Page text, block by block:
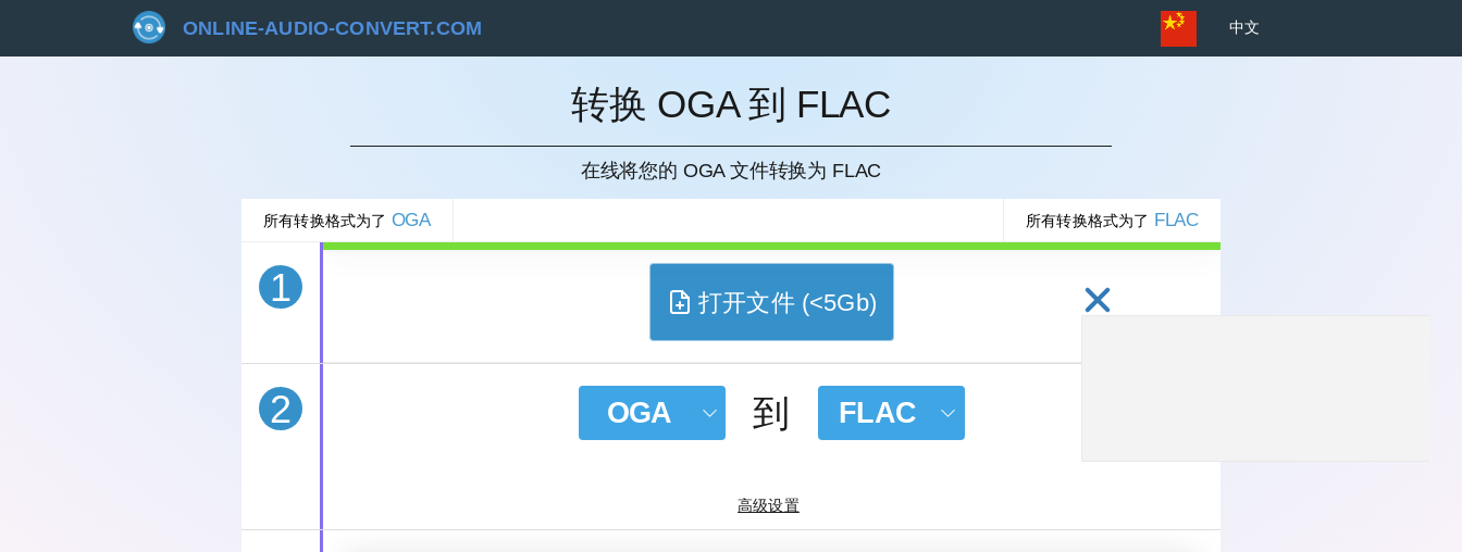
ONLINE-AUDIO-CONVERT.COM 中文
转换 OGA 到 FLAC
在线将您的 OGA 文件转换为 FLAC
所有转换格式为了 OGA 所有转换格式为了 FLAC
1
取消
打开文件 (<5Gb)
2 OGA 到 FLAC
高级设置